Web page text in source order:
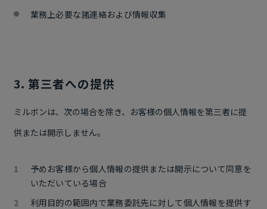
業務上必要な諸連絡および情報収集
3. 第三者への提供
ミルボンは、次の場合を除き、お客様の個人情報を第三者に提
供または開示しません。
予めお客様から個人情報の提供または開示について同意を
いただいている場合
利用目的の範囲内で業務委託先に対して個人情報を提供す